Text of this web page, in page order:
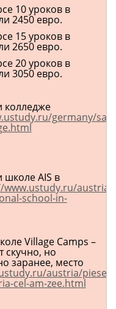
10 уроков в
2450 евро.
15 уроков в
2650 евро.
20 уроков в
3050 евро.
колледже
germany/
школе AIS в
www.ustudy.ru/austria/
school-in-
Village Camps –
скучно, но
заранее, место
austria/
cel-am-zee.html